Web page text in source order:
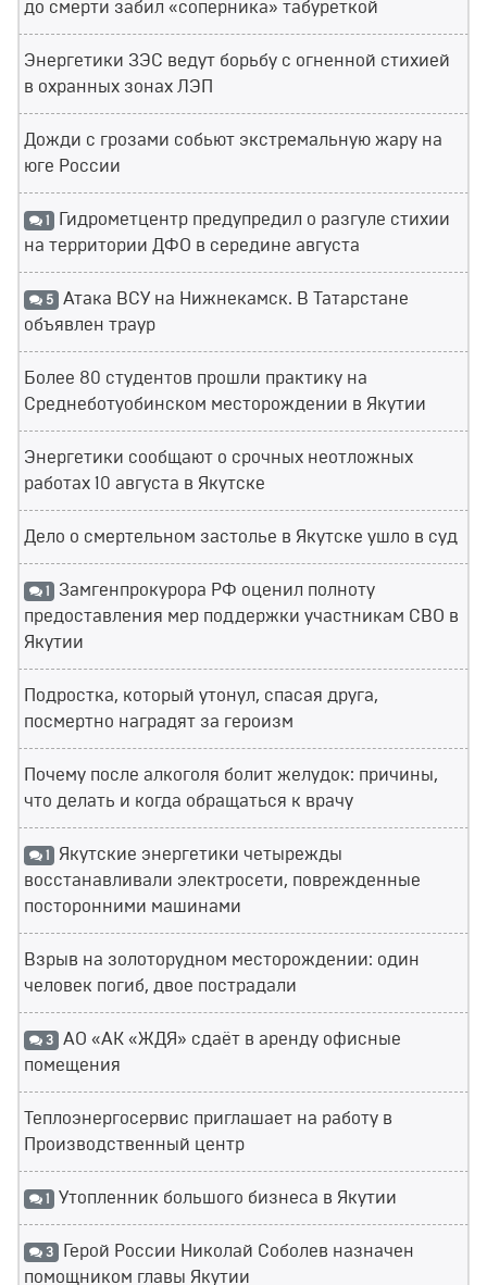
до смерти забил «соперника» табуреткой
Энергетики ЗЭС ведут борьбу с огненной стихией
в охранных зонах ЛЭП
Дожди с грозами собьют экстремальную жару на
юге России
1 Гидрометцентр предупредил о разгуле стихии
на территории ДФО в середине августа
5 Атака ВСУ на Нижнекамск. В Татарстане
объявлен траур
Более 80 студентов прошли практику на
Среднеботуобинском месторождении в Якутии
Энергетики сообщают о срочных неотложных
работах 10 августа в Якутске
Дело о смертельном застолье в Якутске ушло в суд
1 Замгенпрокурора РФ оценил полноту
предоставления мер поддержки участникам СВО в
Якутии
Подростка, который утонул, спасая друга,
посмертно наградят за героизм
Почему после алкоголя болит желудок: причины,
что делать и когда обращаться к врачу
1 Якутские энергетики четырежды
восстанавливали электросети, поврежденные
посторонними машинами
Взрыв на золоторудном месторождении: один
человек погиб, двое пострадали
3 АО «АК «ЖДЯ» сдаёт в аренду офисные
помещения
Теплоэнергосервис приглашает на работу в
Производственный центр
1 Утопленник большого бизнеса в Якутии
3 Герой России Николай Соболев назначен
помощником главы Якутии